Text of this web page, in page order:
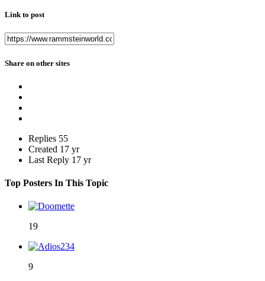
Link to post
Share on other sites
Replies 55
Created 17 yr
Last Reply 17 yr
Top Posters In This Topic
19
9